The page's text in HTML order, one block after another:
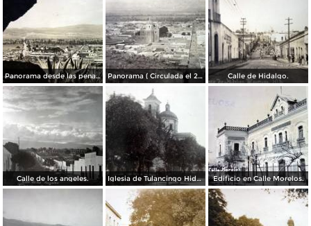
Panorama desde las penas del cerro. Panorama ( Circulada el 2 de Abril de 1909 ). Calle de Hidalgo.
Calle de los angeles. Iglesia de Tulancingo Hidalgo. Edificio en Calle Morelos.